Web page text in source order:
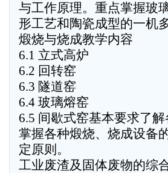
与工作原理。重点掌握玻
形工艺和陶瓷成型的一机
煅烧与烧成教学内容
6.1 立式高炉
6.2 回转窑
6.3 隧道窑
6.4 玻璃熔窑
6.5 间歇式窑基本要求了
掌握各种煅烧、烧成设备
定原则。
工业废渣及固体废物的综